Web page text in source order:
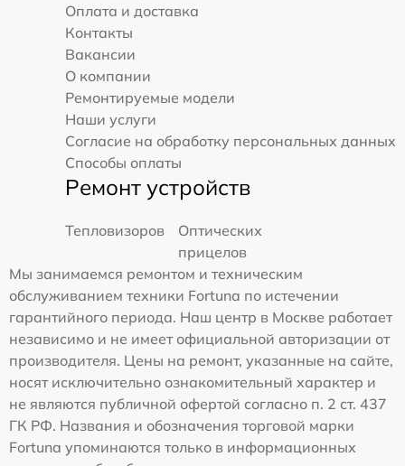
Оплата и доставка
Контакты
Вакансии
О компании
Ремонтируемые модели
Наши услуги
Согласие на обработку персональных данных
Способы оплаты
Ремонт устройств
Тепловизоров
Оптических
прицелов
Мы занимаемся ремонтом и техническим
обслуживанием техники Fortuna по истечении
гарантийного периода. Наш центр в Москве работает
независимо и не имеет официальной авторизации от
производителя. Цены на ремонт, указанные на сайте,
носят исключительно ознакомительный характер и
не являются публичной офертой согласно п. 2 ст. 437
ГК РФ. Названия и обозначения торговой марки
Fortuna упоминаются только в информационных